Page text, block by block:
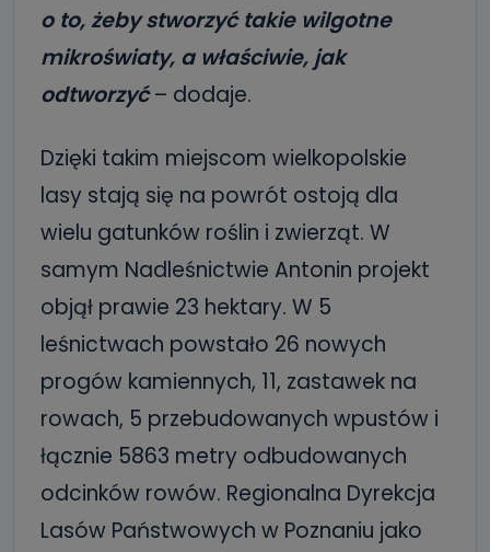
o to, żeby stworzyć takie wilgotne
mikroświaty, a właściwie, jak
odtworzyć– dodaje.
Dzięki takim miejscom wielkopolskie
lasy stają się na powrót ostoją dla
wielu gatunków roślin i zwierząt. W
samym Nadleśnictwie Antonin projekt
objął prawie 23 hektary. W 5
leśnictwach powstało 26 nowych
progów kamiennych, 11, zastawek na
rowach, 5 przebudowanych wpustów i
łącznie 5863 metry odbudowanych
odcinków rowów. Regionalna Dyrekcja
Lasów Państwowych w Poznaniu jako